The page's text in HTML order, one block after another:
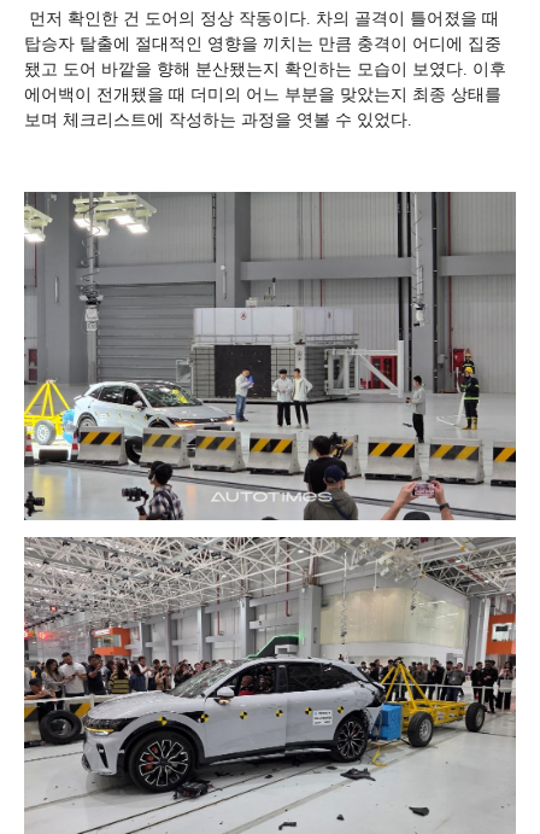
먼저 확인한 건 도어의 정상 작동이다. 차의 골격이 틀어졌을 때
탑승자 탈출에 절대적인 영향을 끼치는 만큼 충격이 어디에 집중
됐고 도어 바깥을 향해 분산됐는지 확인하는 모습이 보였다. 이후
에어백이 전개됐을 때 더미의 어느 부분을 맞았는지 최종 상태를
보며 체크리스트에 작성하는 과정을 엿볼 수 있었다.